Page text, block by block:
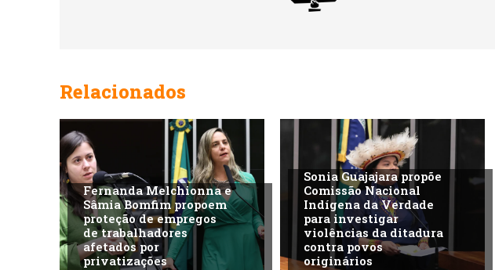
Relacionados
Fernanda Melchionna e
Sâmia Bomfim propoem
proteção de empregos
de trabalhadores
afetados por
privatizações
Sonia Guajajara propõe
Comissão Nacional
Indígena da Verdade
para investigar
violências da ditadura
contra povos
originários